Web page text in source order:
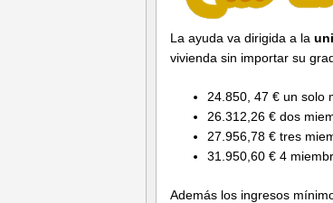
La ayuda va dirigida a la
vivienda sin importar su
24.850, 47 € un solo
26.312,26 € dos
27.956,78 € tres
31.950,60 € 4
Además los ingresos